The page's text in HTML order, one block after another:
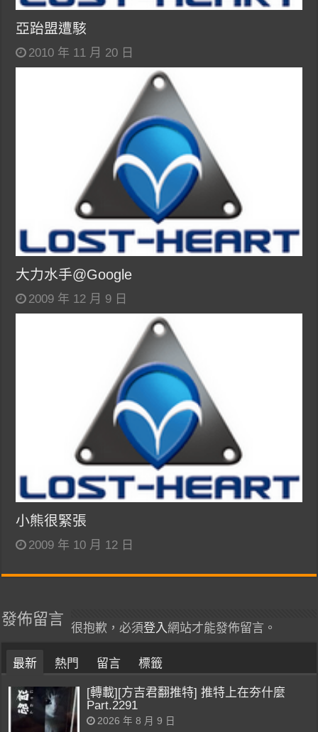
亞跆盟遭駭
2010 年 11 月 20 日
大力水手@Google
2009 年 12 月 9 日
小熊很緊張
2009 年 10 月 12 日
發佈留言
很抱歉，必須登入 網站才能發佈留言。
最新 熱門 留言 標籤
[轉載][方吉君翻推特] 推特上在夯什麼
Part.2291
2026 年 8 月 9 日